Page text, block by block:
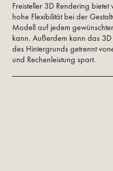
Freisteller 3D Rendering bietet
hohe Flexibilität bei der
Modell auf jedem
kann. Außerdem kann das
des Hintergrunds getrennt
und Rechenleistung spart.